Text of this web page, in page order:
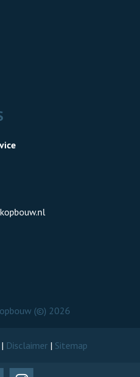
(©) 2026
| Disclaimer | Sitemap